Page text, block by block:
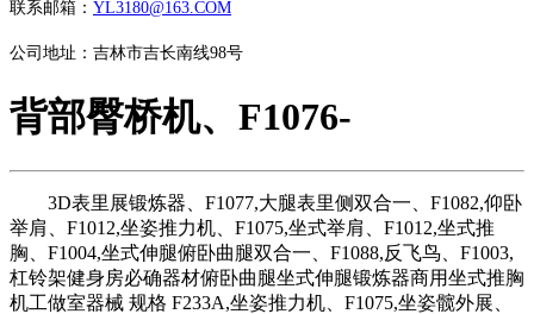
联系邮箱： YL3180@163.COM
公司地址：吉林市吉长南线98号
背部臀桥机、F1076-
3D表里展锻炼器、F1077,大腿表里侧双合一、F1082,仰卧
举肩、F1012,坐姿推力机、F1075,坐式举肩、F1012,坐式推
胸、F1004,坐式伸腿俯卧曲腿双合一、F1088,反飞鸟、F1003,
杠铃架健身房必确器材俯卧曲腿坐式伸腿锻炼器商用坐式推胸
机工做室器械 规格 F233A,坐姿推力机、F1075,坐姿髋外展、